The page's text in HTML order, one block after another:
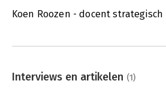
Koen Roozen - docent
Interviews en artikelen (1)